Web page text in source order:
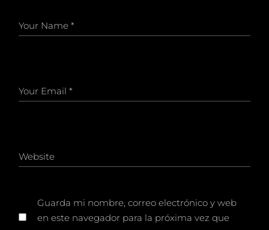
Guarda mi nombre, correo electrónico y web
en este navegador para la próxima vez que